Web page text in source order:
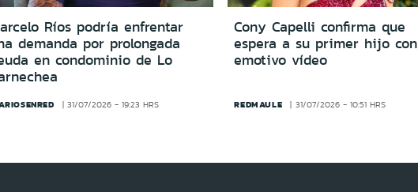
Ríos podría enfrentar
demanda por prolongada
en condominio de Lo
31/07/2026 - 19:23 HRS
Cony Capelli confirma que
espera a su primer hijo con
emotivo vídeo
REDMAULE 31/07/2026 - 10:51 HRS